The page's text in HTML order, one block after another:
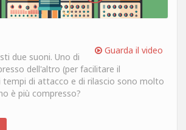
Guarda il video
due suoni. Uno di
dell'altro (per facilitare il
di attacco e di rilascio sono molto
è più compresso?